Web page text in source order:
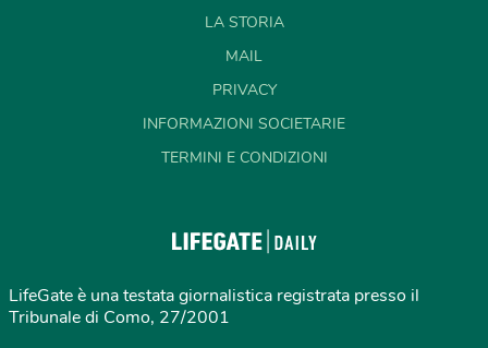
LA STORIA
MAIL
PRIVACY
INFORMAZIONI SOCIETARIE
TERMINI E CONDIZIONI
LifeGate è una testata giornalistica registrata presso il
Tribunale di Como, 27/2001